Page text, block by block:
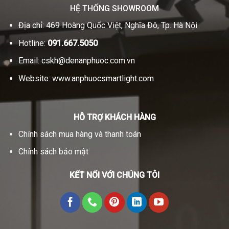
HỆ THỐNG SHOWROOM
Địa chỉ: 469 Hoàng Quốc Việt, Nghĩa Đô, Tp. Hà Nội
Hotline:091.667.5050
Email: cskh@denanphuoc.com.vn
Website: www.anphuocsmartlight.com
HỖ TRỢ KHÁCH HÀNG
Chính sách mua hàng và thanh toán
Chính sách bảo mật
KẾT NỐI VỚI CHÚNG TÔI